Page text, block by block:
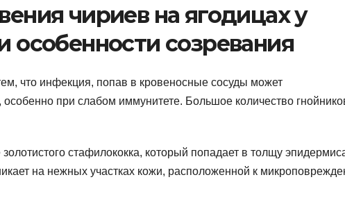
чириев на ягодицах у
созревания
что инфекция, попав в кровеносные сосуды может
особенно при слабом иммунитете. Большое количество
стафилококка, который попадает в толщу
на нежных участках кожи, расположенной к